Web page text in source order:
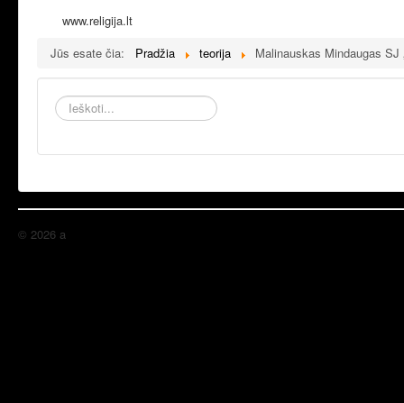
www.religija.lt
Jūs esate čia:
Pradžia teorija Malinauskas Mindaugas SJ
Ieškoti...
© 2026 a